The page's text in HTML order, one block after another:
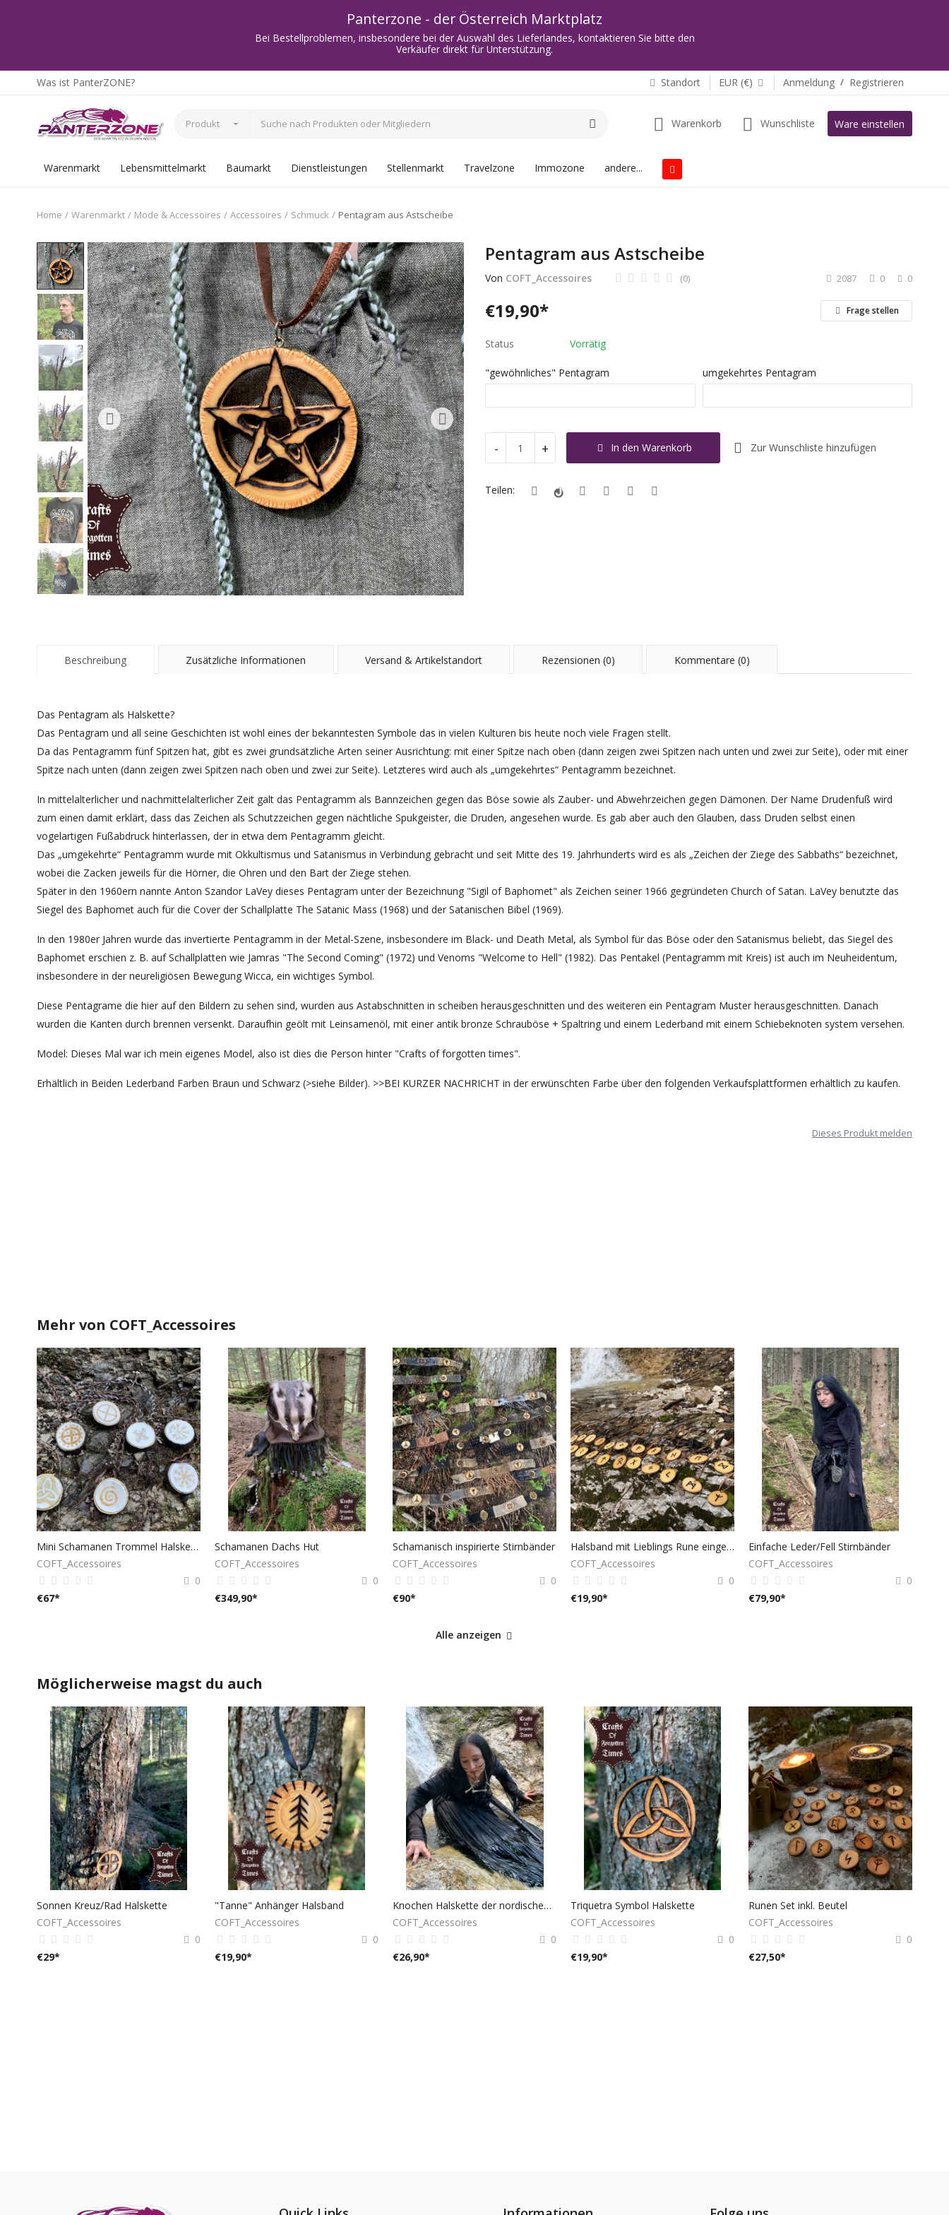
Panterzone - der Österreich Marktplatz
Bei Bestellproblemen, insbesondere bei der Auswahl des Lieferlandes, kontaktieren Sie bitte den
Verkäufer direkt für Unterstützung.
Was ist PanterZONE? Standort EUR (€) Anmeldung / Registrieren
Produkt Warenkorb Wunschliste Ware einstellen
Warenmarkt Lebensmittelmarkt Baumarkt Dienstleistungen Stellenmarkt Travelzone Immozone andere...
Home Warenmarkt Mode & Accessoires Accessoires Schmuck Pentagram aus Astscheibe
Pentagram aus Astscheibe
Von COFT_Accessoires 0
(0) 0
2087
€19,90* Frage stellen
Status Vorrätig
"gewöhnliches" Pentagram umgekehrtes Pentagram
- + In den Warenkorb Zur Wunschliste hinzufügen
Teilen:
Beschreibung Zusätzliche Informationen Versand & Artikelstandort Rezensionen (0) Kommentare (0)
Das Pentagram als Halskette?
Das Pentagram und all seine Geschichten ist wohl eines der bekanntesten Symbole das in vielen Kulturen bis heute noch viele Fragen stellt.
Da das Pentagramm fünf Spitzen hat, gibt es zwei grundsätzliche Arten seiner Ausrichtung: mit einer Spitze nach oben (dann zeigen zwei Spitzen nach unten und zwei zur Seite), oder mit einer
Spitze nach unten (dann zeigen zwei Spitzen nach oben und zwei zur Seite). Letzteres wird auch als „umgekehrtes“ Pentagramm bezeichnet.
In mittelalterlicher und nachmittelalterlicher Zeit galt das Pentagramm als Bannzeichen gegen das Böse sowie als Zauber- und Abwehrzeichen gegen Dämonen. Der Name Drudenfuß wird
zum einen damit erklärt, dass das Zeichen als Schutzzeichen gegen nächtliche Spukgeister, die Druden, angesehen wurde. Es gab aber auch den Glauben, dass Druden selbst einen
vogelartigen Fußabdruck hinterlassen, der in etwa dem Pentagramm gleicht.
Das „umgekehrte“ Pentagramm wurde mit Okkultismus und Satanismus in Verbindung gebracht und seit Mitte des 19. Jahrhunderts wird es als „Zeichen der Ziege des Sabbaths“ bezeichnet,
wobei die Zacken jeweils für die Hörner, die Ohren und den Bart der Ziege stehen.
Später in den 1960ern nannte Anton Szandor LaVey dieses Pentagram unter der Bezeichnung "Sigil of Baphomet" als Zeichen seiner 1966 gegründeten Church of Satan. LaVey benutzte das
Siegel des Baphomet auch für die Cover der Schallplatte The Satanic Mass (1968) und der Satanischen Bibel (1969).
In den 1980er Jahren wurde das invertierte Pentagramm in der Metal-Szene, insbesondere im Black- und Death Metal, als Symbol für das Böse oder den Satanismus beliebt, das Siegel des
Baphomet erschien z. B. auf Schallplatten wie Jamras "The Second Coming" (1972) und Venoms "Welcome to Hell" (1982). Das Pentakel (Pentagramm mit Kreis) ist auch im Neuheidentum,
insbesondere in der neureligiösen Bewegung Wicca, ein wichtiges Symbol.
Diese Pentagrame die hier auf den Bildern zu sehen sind, wurden aus Astabschnitten in scheiben herausgeschnitten und des weiteren ein Pentagram Muster herausgeschnitten. Danach
wurden die Kanten durch brennen versenkt. Daraufhin geölt mit Leinsamenöl, mit einer antik bronze Schrauböse + Spaltring und einem Lederband mit einem Schiebeknoten system versehen.
Model: Dieses Mal war ich mein eigenes Model, also ist dies die Person hinter "Crafts of forgotten times".
Erhältlich in Beiden Lederband Farben Braun und Schwarz (>siehe Bilder). >>BEI KURZER NACHRICHT in der erwünschten Farbe über den folgenden Verkaufsplattformen erhältlich zu kaufen.
Dieses Produkt melden
Mehr von COFT_Accessoires
Mini Schamanen Trommel Halskette
COFT_Accessoires
0
€67*
Schamanen Dachs Hut
COFT_Accessoires
0
€349,90*
Schamanisch inspirierte Stirnbänder
COFT_Accessoires
0
€90*
Halsband mit Lieblings Rune eingebrannt
COFT_Accessoires
0
€19,90*
Einfache Leder/Fell Stirnbänder
COFT_Accessoires
0
€79,90*
Alle anzeigen
Möglicherweise magst du auch
Sonnen Kreuz/Rad Halskette
COFT_Accessoires
0
€29*
"Tanne" Anhänger Halsband
COFT_Accessoires
0
€19,90*
Knochen Halskette der nordischen Hexen
COFT_Accessoires
0
€26,90*
Triquetra Symbol Halskette
COFT_Accessoires
0
€19,90*
Runen Set inkl. Beutel
COFT_Accessoires
0
€27,50*